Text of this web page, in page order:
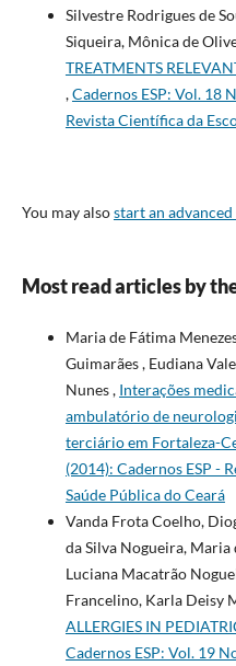
Silvestre Rodrigues de
Siqueira, Mônica de
TREATMENTS
,Cadernos ESP: Vol. 18
Revista Cientí­fica da
You may alsostart an
Most read articles by
Maria de Fátima
Guimarães , Eudiana
Nunes , Interações
ambulatório de
terciário em Fortaleza-
(2014): Cadernos ESP -
Saúde Pública do Ceará
Vanda Frota Coelho,
da Silva Nogueira, Maria
Luciana Macatrão
Francelino, Karla Deisy
ALLERGIES IN
Cadernos ESP: Vol. 19